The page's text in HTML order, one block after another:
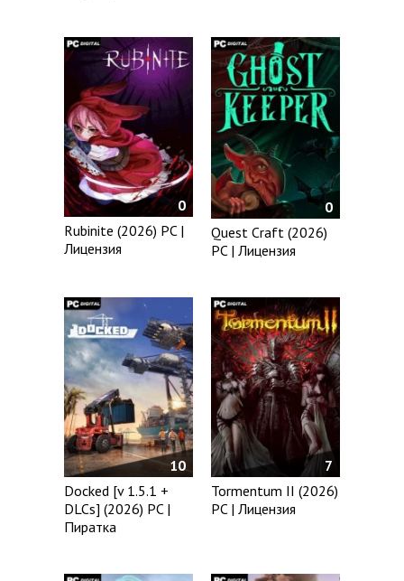
0
Rubinite (2026) PC |
Лицензия
0
Quest Craft (2026)
PC | Лицензия
10
Docked [v 1.5.1 +
DLCs] (2026) PC |
Пиратка
7
Tormentum II (2026)
PC | Лицензия